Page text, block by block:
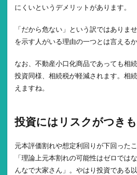
にくいというデメリットがあります。
「だから危ない」という訳ではありま
を示す人がいる理由の一つとは言える
なお、不動産小口化商品であっても相
投資同様、相続税が軽減されます。相
えますね。
投資にはリスクがつき
元本評価割れや想定利回りが下回った
「理論上元本割れの可能性はゼロでは
んなで大家さん」。やはり投資である